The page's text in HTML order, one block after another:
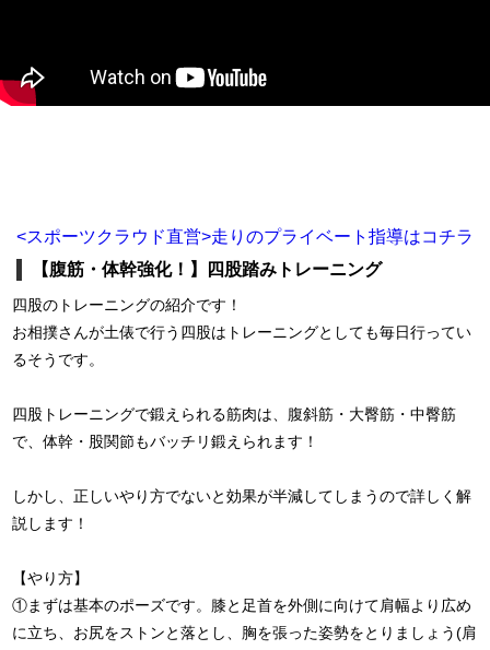
<スポーツクラウド直営>走りのプライベート指導はコチラ
【腹筋・体幹強化！】四股踏みトレーニング
四股のトレーニングの紹介です！
お相撲さんが土俵で行う四股はトレーニングとしても毎日行ってい
るそうです。
四股トレーニングで鍛えられる筋肉は、腹斜筋・大臀筋・中臀筋
で、体幹・股関節もバッチリ鍛えられます！
しかし、正しいやり方でないと効果が半減してしまうので詳しく解
説します！
【やり方】
①まずは基本のポーズです。膝と足首を外側に向けて肩幅より広め
に立ち、お尻をストンと落とし、胸を張った姿勢をとりましょう(肩